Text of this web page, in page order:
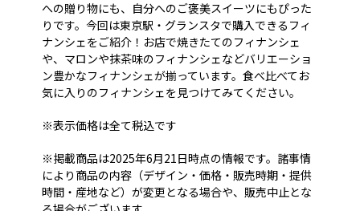
への贈り物にも、自分へのご褒美スイーツにもぴった
りです。今回は東京駅・グランスタで購入できるフィ
ナンシェをご紹介！お店で焼きたてのフィナンシェ
や、マロンや抹茶味のフィナンシェなどバリエーショ
ン豊かなフィナンシェが揃っています。食べ比べてお
気に入りのフィナンシェを見つけてみてください。
※表示価格は全て税込です
※掲載商品は2025年6月21日時点の情報です。諸事情
により商品の内容（デザイン・価格・販売時期・提供
時間・産地など）が変更となる場合や、販売中止とな